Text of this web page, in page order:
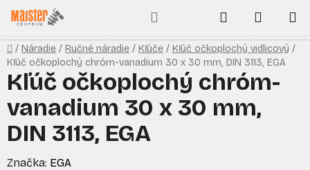
Prejsť
na
obsah
Hľadať
KOŠÍK
Domov
/ Náradie / Ručné náradie / Kľúče / Kľúč očkoplochý vidlicový /
Kľúč očkoplochý chróm-vanadium 30 x 30 mm, DIN 3113, EGA
Kľúč očkoplochý chróm-
vanadium 30 x 30 mm,
DIN 3113, EGA
Značka: EGA